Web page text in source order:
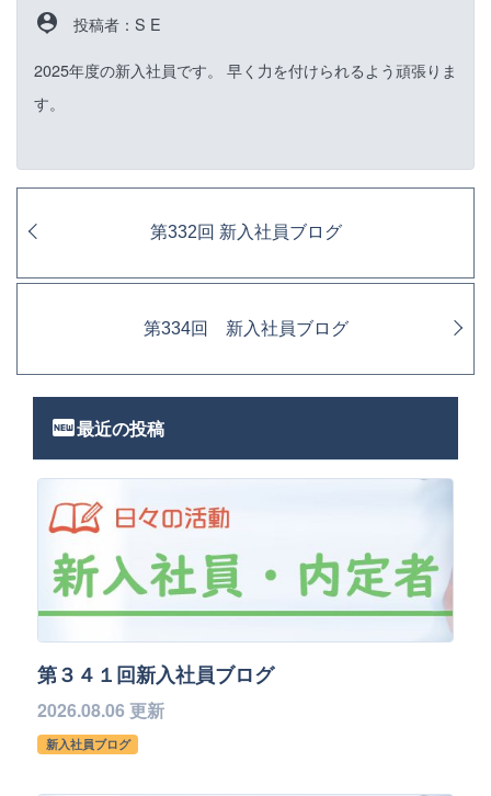
person_pin
投稿者：S E
2025年度の新入社員です。 早く力を付けられるよう頑張りま
す。
第332回 新入社員ブログ
第334回 新入社員ブログ
fiber_new最近の投稿
第３４１回新入社員ブログ
2026.08.06 更新
新入社員ブログ